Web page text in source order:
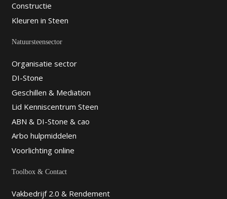
Constructie
Kleuren in Steen
Natuursteensector
Organisatie sector
DI-Stone
Geschillen & Mediation
Lid Kenniscentrum Steen
ABN & DI-Stone & cao
Arbo hulpmiddelen
Voorlichting online
Toolbox & Contact
Vakbedrijf 2.0 & Rendement